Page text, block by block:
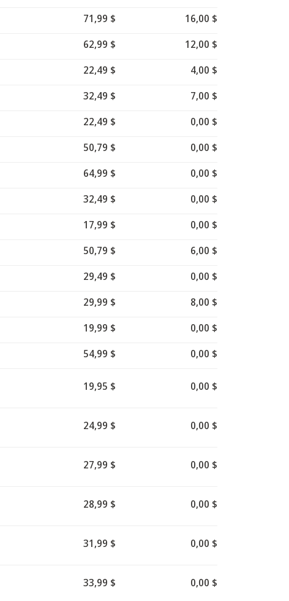
71,99 $
16,00 $
62,99 $
12,00 $
22,49 $
4,00 $
32,49 $
7,00 $
22,49 $
0,00 $
50,79 $
0,00 $
64,99 $
0,00 $
32,49 $
0,00 $
17,99 $
0,00 $
50,79 $
6,00 $
29,49 $
0,00 $
29,99 $
8,00 $
19,99 $
0,00 $
54,99 $
0,00 $
19,95 $ 0,00 $
24,99 $ 0,00 $
27,99 $ 0,00 $
28,99 $ 0,00 $
31,99 $ 0,00 $
33,99 $ 0,00 $